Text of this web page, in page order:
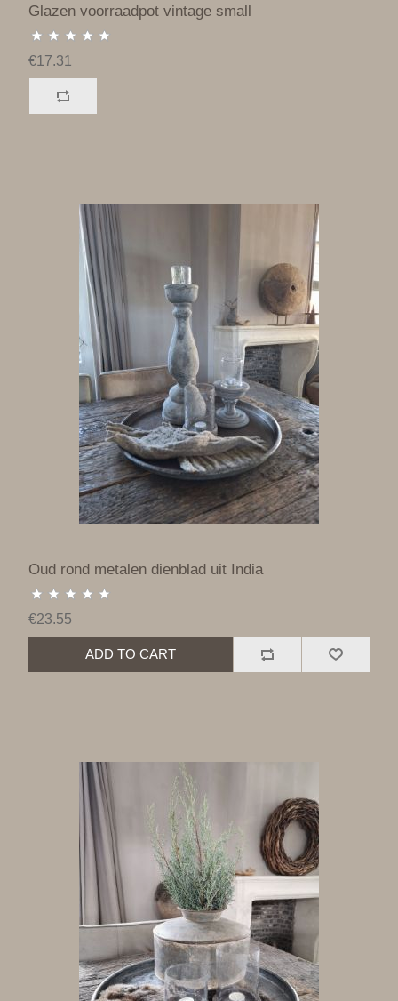
Glazen voorraadpot vintage small
€17.31
Oud rond metalen dienblad uit India
€23.55
ADD TO CART